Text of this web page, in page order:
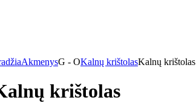
AkmenysG - OKalnų krištolasKalnų krištolas
krištolas